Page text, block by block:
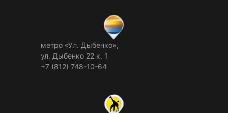
метро «Ул. Дыбенко»,
ул. Дыбенко 22 к. 1
+7 (812) 748-10-64